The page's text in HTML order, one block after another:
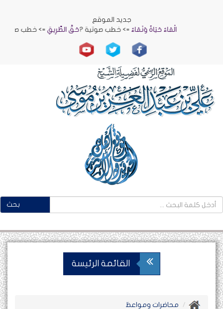
جديد الموقع
حَقُّ الطَّرِيقِ=> خطب صوتية ? الْمَاءُ حَيَاةٌ وَنَمَاءٌ=> خطب صوتية ?
بحث
القائمة الرئيسة
محاضرات ومواعظ